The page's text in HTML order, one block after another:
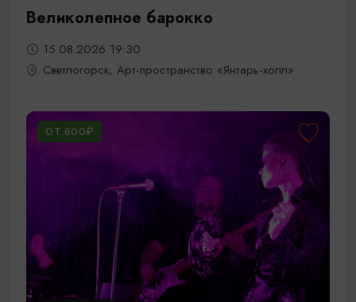
Великолепное барокко
15.08.2026 19:30
Светлогорск, Арт-пространство «Янтарь-холл»
ОТ 600₽